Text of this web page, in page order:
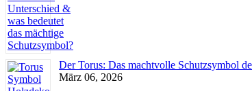
Der Torus: Das machtvolle Schutzsymbol
März 06, 2026